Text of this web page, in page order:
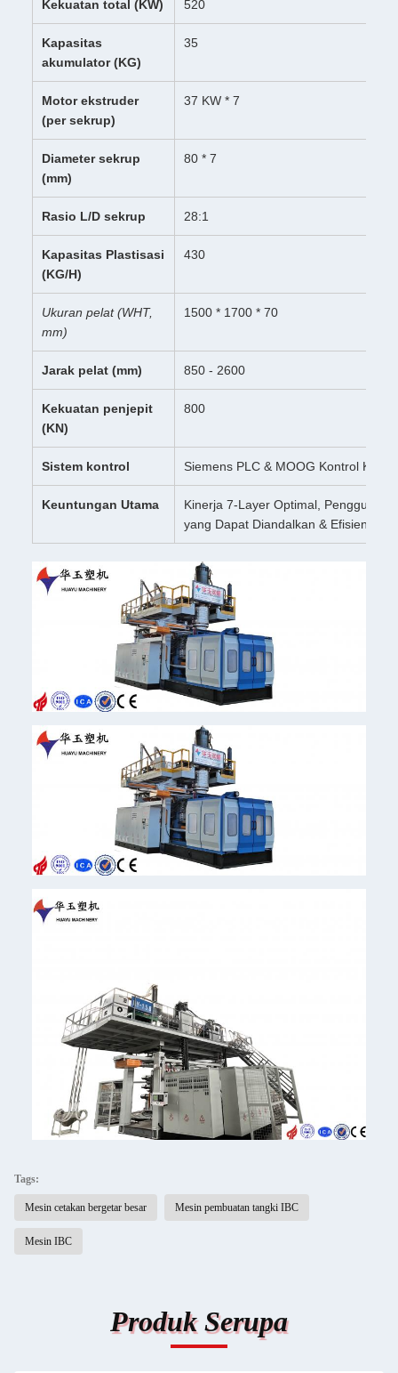
Kekuatan total (KW) 520
Kapasitas
akumulator (KG)
35
Motor ekstruder
(per sekrup)
37 KW * 7
Diameter sekrup
(mm)
80 * 7
Rasio L/D sekrup 28:1
Kapasitas Plastisasi
(KG/H)
430
Ukuran pelat (WHT,
mm)
1500 * 1700 * 70
Jarak pelat (mm) 850 - 2600
Kekuatan penjepit
(KN)
800
Sistem kontrol Siemens PLC & MOOG Kontrol
Keuntungan Utama
Kinerja 7-Layer Optimal,
yang Dapat Diandalkan & Efisien
Tags:
Mesin cetakan bergetar besar Mesin pembuatan tangki IBC
Mesin IBC
Produk Serupa